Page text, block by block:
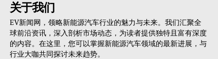
关于我们
EV新闻网，领略新能源汽车行业的魅力与未来。我们汇聚全
球前沿资讯，深入剖析市场动态，为读者提供独特且富有深度
的内容。在这里，您可以掌握新能源汽车领域的最新进展，与
行业大咖共同探讨未来趋势。